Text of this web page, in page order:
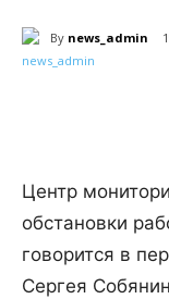
By news_admin
Центр
обстановки
говорится в
Сергея